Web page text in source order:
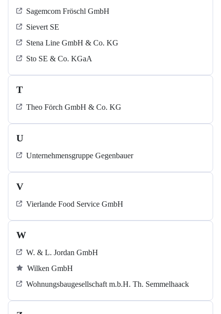
Sagemcom Fröschl GmbH
Sievert SE
Stena Line GmbH & Co. KG
Sto SE & Co. KGaA
T
Theo Förch GmbH & Co. KG
U
Unternehmensgruppe Gegenbauer
V
Vierlande Food Service GmbH
W
W. & L. Jordan GmbH
Wilken GmbH
Wohnungsbaugesellschaft m.b.H. Th. Semmelhaack